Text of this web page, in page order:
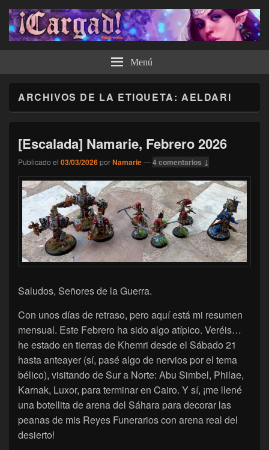
¡Cargad! Menú
ARCHIVOS DE LA ETIQUETA:AELDARI
[Escalada] Namarie, Febrero 2026
Publicado el 03/03/2026porNamarie—4 comentarios ↓
Saludos, Señores de la Guerra.
Con unos días de retraso, pero aquí está mi resumen
mensual. Este Febrero ha sido algo atípico. Veréis…
he estado en tierras de Khemri desde el Sábado 21
hasta anteayer (sí, pasé algo de nervios por el tema
bélico), visitando de Sur a Norte: Abu Simbel, Philae,
Karnak, Luxor, para terminar en Cairo. Y sí, ¡me llené
una botellita de arena del Sáhara para decorar las
peanas de mis Reyes Funerarios con arena real del
desierto!